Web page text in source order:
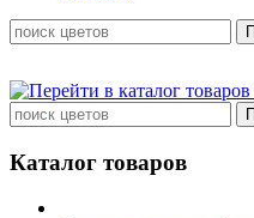
Каталог товаров